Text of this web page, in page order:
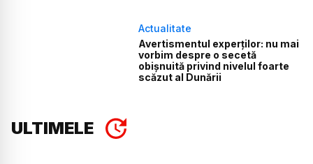
Actualitate
Avertismentul experților: nu mai
vorbim despre o secetă
obișnuită privind nivelul foarte
scăzut al Dunării
ULTIMELE